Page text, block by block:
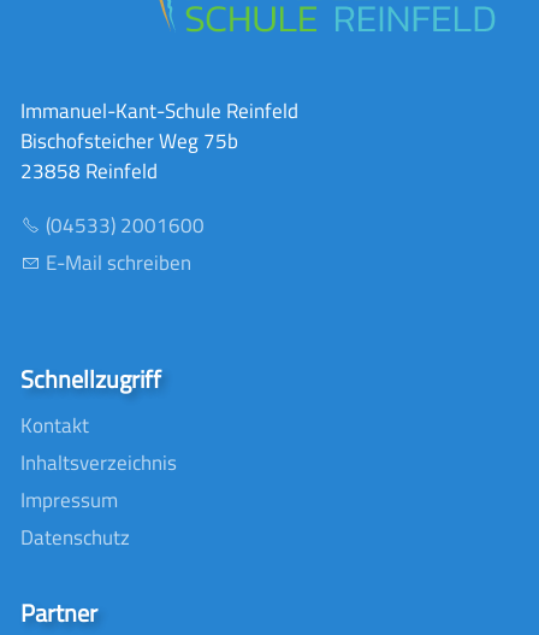
Immanuel-Kant-Schule Reinfeld
Bischofsteicher Weg 75b
23858 Reinfeld
(04533) 2001600
E-Mail schreiben
Schnellzugriff
Kontakt
Inhaltsverzeichnis
Impressum
Datenschutz
Partner